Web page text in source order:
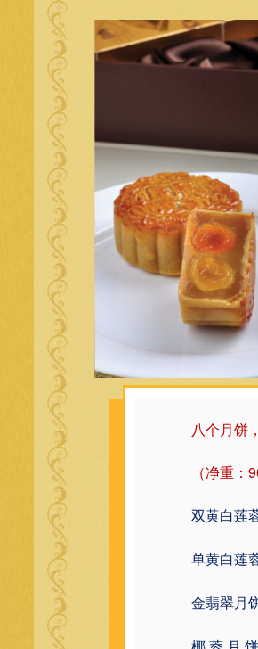
八个月饼
（净重：
双黄白莲
单黄白莲
金翡翠月